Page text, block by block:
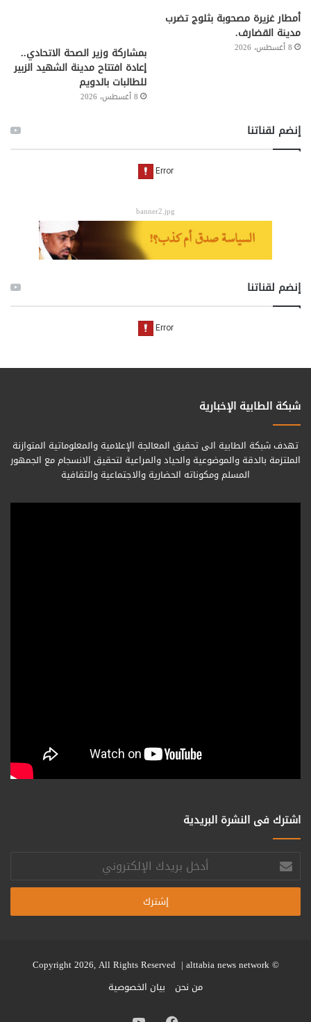
أمطار غزيرة مصحوبة بثلوج تضرب
مدينة القضارف.
8 أغسطس، 2026 بمشاركة وزير الصحة الاتحادي..
إعادة افتتاح مدينة الشهيد الزبير
للطالبات بالدويم
8 أغسطس، 2026
إنضم لقناتنا
banner2.jpg
إنضم لقناتنا
شبكة الطابية الإخبارية
تهدف شبكة الطابية الى تحقيق المعالجة الإعلامية والمعلوماتية المتوازنة
الملتزمة بالدقة والموضوعية والحياد والمراعية لتحقيق الانسجام مع الجمهور
المسلم ومكوناته الحضارية والاجتماعية والثقافية
اشترك فى النشرة البريدية
أدخل
بريدك
الإلكتروني
© Copyright 2026, All Rights Reserved |
alttabia news network
من نحن
بيان الخصوصية